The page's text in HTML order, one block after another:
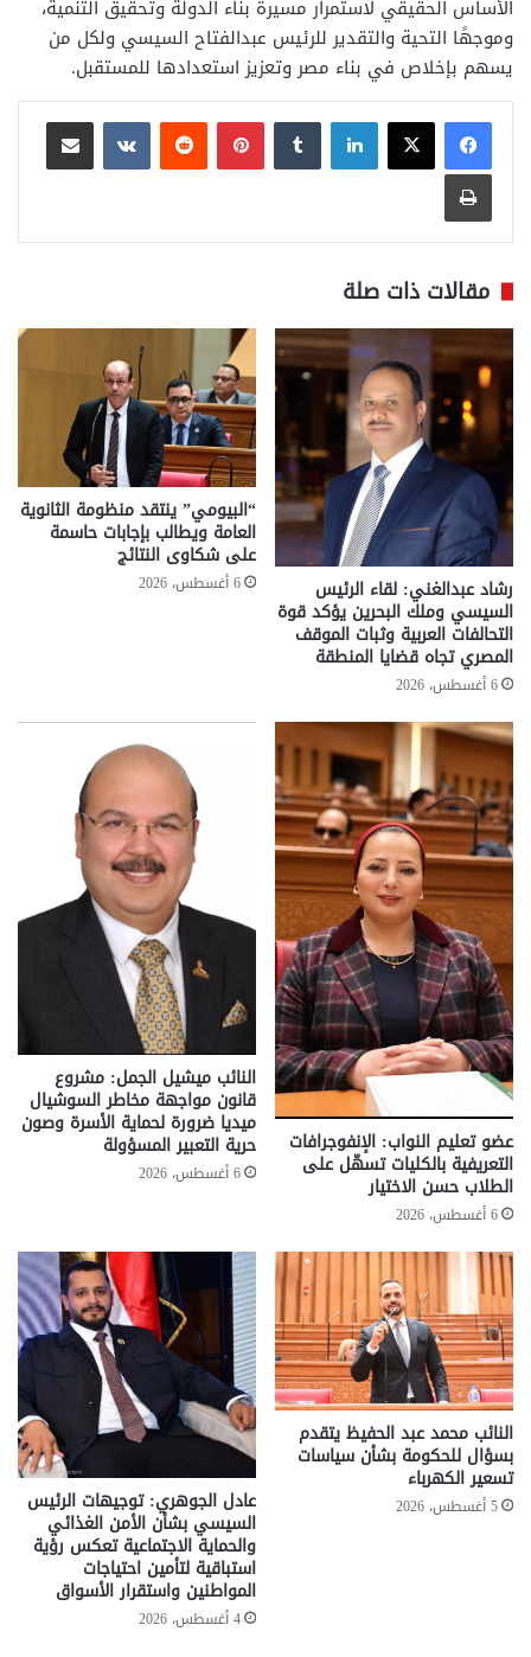
الأساس الحقيقي لاستمرار مسيرة بناء الدولة وتحقيق التنمية،
وموجهًا التحية والتقدير للرئيس عبدالفتاح السيسي ولكل من
يسهم بإخلاص في بناء مصر وتعزيز استعدادها للمستقبل.
لينكدإن بينتيريست
مشاركة عبر البريد
طباعة
مقالات ذات صلة
رشاد عبدالغني: لقاء الرئيس
السيسي وملك البحرين يؤكد قوة
التحالفات العربية وثبات الموقف
المصري تجاه قضايا المنطقة
6 أغسطس، 2026
“البيومي” ينتقد منظومة الثانوية
العامة ويطالب بإجابات حاسمة
على شكاوى النتائج
6 أغسطس، 2026
عضو تعليم النواب: الإنفوجرافات
التعريفية بالكليات تسهّل على
الطلاب حسن الاختيار
6 أغسطس، 2026
النائب ميشيل الجمل: مشروع
قانون مواجهة مخاطر السوشيال
ميديا ضرورة لحماية الأسرة وصون
حرية التعبير المسؤولة
6 أغسطس، 2026
النائب محمد عبد الحفيظ يتقدم
بسؤال للحكومة بشأن سياسات
تسعير الكهرباء
5 أغسطس، 2026 عادل الجوهري: توجيهات الرئيس
السيسي بشأن الأمن الغذائي
والحماية الاجتماعية تعكس رؤية
استباقية لتأمين احتياجات
المواطنين واستقرار الأسواق
4 أغسطس، 2026